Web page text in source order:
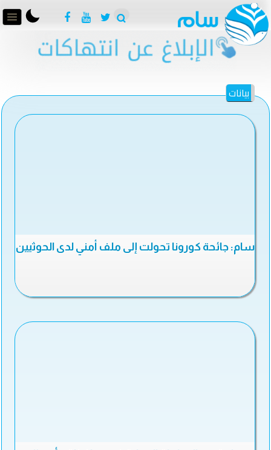
بيانات
سام: جائحة كورونا تحولت إلى ملف أمني لدى الحوثيين